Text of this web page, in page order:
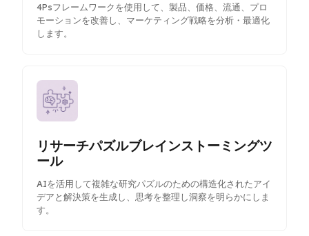
4Psフレームワークを使用して、製品、価格、流通、プロ
モーションを改善し、マーケティング戦略を分析・最適化
します。
リサーチパズルブレインストーミングツ
ール
AIを活用して複雑な研究パズルのための構造化されたアイ
デアと解決策を生成し、思考を整理し洞察を明らかにしま
す。